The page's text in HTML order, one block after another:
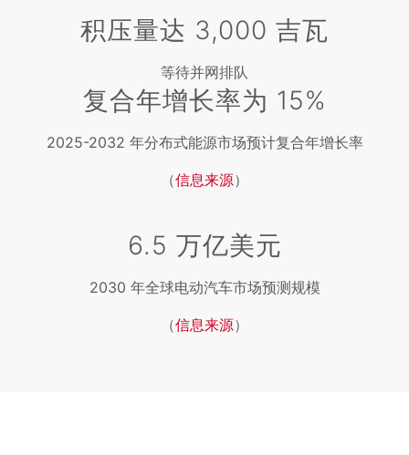
积压量达 3,000 吉瓦
等待并网排队
复合年增长率为 15%
2025-2032 年分布式能源市场预计复合年增长率
（信息来源）
6.5 万亿美元
2030 年全球电动汽车市场预测规模
（信息来源）